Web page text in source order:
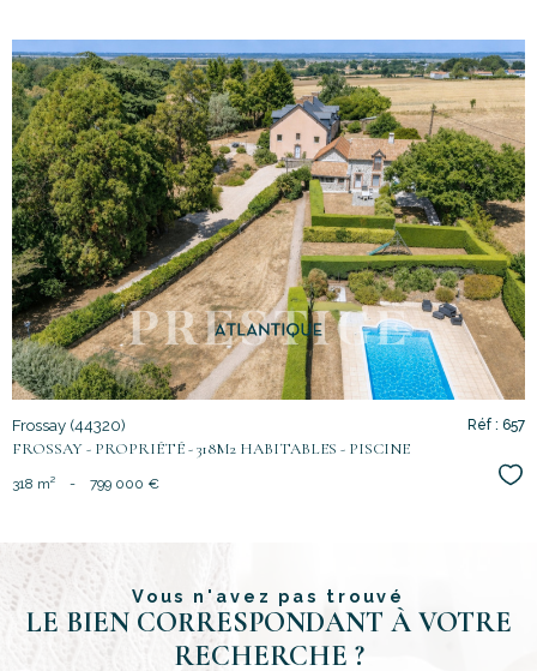
voir le
bien
Frossay (44320)
FROSSAY - PROPRIÉTÉ - 318M2 HABITABLES - PISCINE
Réf : 657
318 m² - 799 000 €
Vous n'avez pas trouvé
LE BIEN CORRESPONDANT À VOTRE
RECHERCHE ?